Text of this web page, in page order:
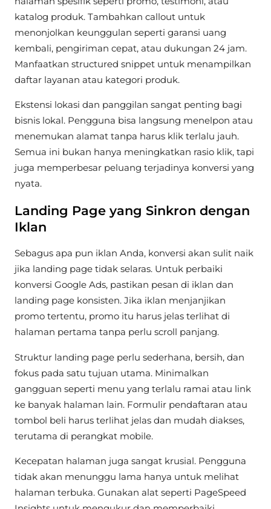
katalog produk. Tambahkan callout untuk
menonjolkan keunggulan seperti garansi uang
kembali, pengiriman cepat, atau dukungan 24 jam.
Manfaatkan structured snippet untuk menampilkan
daftar layanan atau kategori produk.
Ekstensi lokasi dan panggilan sangat penting bagi
bisnis lokal. Pengguna bisa langsung menelpon atau
menemukan alamat tanpa harus klik terlalu jauh.
Semua ini bukan hanya meningkatkan rasio klik, tapi
juga memperbesar peluang terjadinya konversi yang
nyata.
Landing Page yang Sinkron dengan
Iklan
Sebagus apa pun iklan Anda, konversi akan sulit naik
jika landing page tidak selaras. Untuk perbaiki
konversi Google Ads, pastikan pesan di iklan dan
landing page konsisten. Jika iklan menjanjikan
promo tertentu, promo itu harus jelas terlihat di
halaman pertama tanpa perlu scroll panjang.
Struktur landing page perlu sederhana, bersih, dan
fokus pada satu tujuan utama. Minimalkan
gangguan seperti menu yang terlalu ramai atau link
ke banyak halaman lain. Formulir pendaftaran atau
tombol beli harus terlihat jelas dan mudah diakses,
terutama di perangkat mobile.
Kecepatan halaman juga sangat krusial. Pengguna
tidak akan menunggu lama hanya untuk melihat
halaman terbuka. Gunakan alat seperti PageSpeed